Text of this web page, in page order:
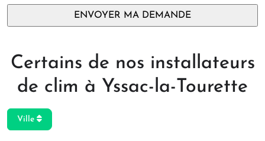
Certains de nos installateurs
de clim à Yssac-la-Tourette
Ville